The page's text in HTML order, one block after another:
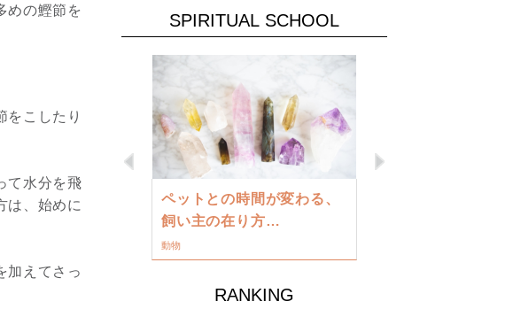
めの鰹節を
をこしたり
て水分を飛
は、始めに
加えてさっ
SPIRITUAL SCHOOL
Previous
現実を動
…
ペットとの時間が変わる、
飼い主の在り方…
動物
RANKING